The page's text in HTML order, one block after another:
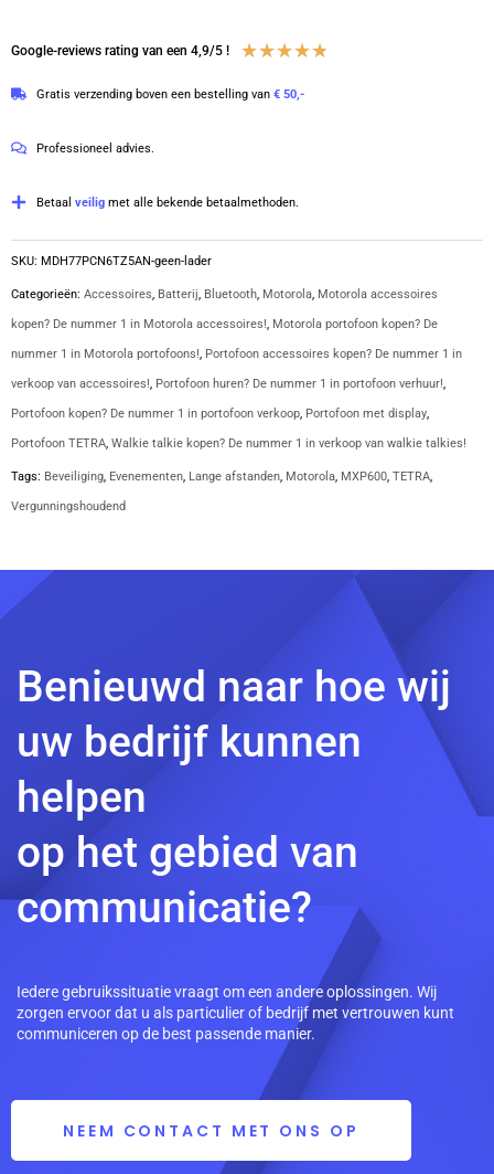
portofoon
lader
aantal
Google-reviews rating van een 4,9/5 ! ★★★★★
Gratis verzending boven een bestelling van € 50,-
Professioneel advies.
Betaal veilig met alle bekende betaalmethoden.
SKU: MDH77PCN6TZ5AN-geen-lader
Categorieën: Accessoires, Batterij, Bluetooth, Motorola, Motorola accessoires
kopen? De nummer 1 in Motorola accessoires!, Motorola portofoon kopen? De
nummer 1 in Motorola portofoons!, Portofoon accessoires kopen? De nummer 1 in
verkoop van accessoires!, Portofoon huren? De nummer 1 in portofoon verhuur!,
Portofoon kopen? De nummer 1 in portofoon verkoop, Portofoon met display,
Portofoon TETRA, Walkie talkie kopen? De nummer 1 in verkoop van walkie talkies!
Tags: Beveiliging, Evenementen, Lange afstanden, Motorola, MXP600, TETRA,
Vergunningshoudend
Benieuwd naar hoe wij
uw bedrijf kunnen
helpen
op het gebied van
communicatie?
Iedere gebruikssituatie vraagt om een andere oplossingen. Wij
zorgen ervoor dat u als particulier of bedrijf met vertrouwen kunt
communiceren op de best passende manier.
NEEM CONTACT MET ONS OP